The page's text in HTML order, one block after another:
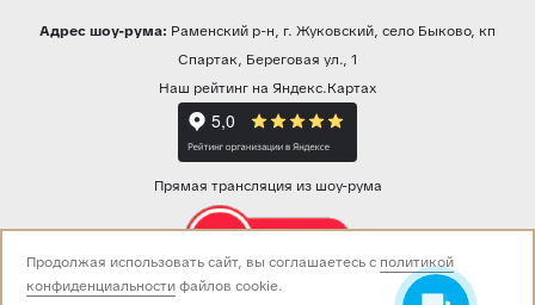
Адрес шоу-рума: Раменский р-н, г. Жуковский, село Быково, кп
Спартак, Береговая ул., 1
Наш рейтинг на Яндекс.Картах
Прямая трансляция из шоу-рума
Звоните нам:
Продолжая использовать сайт, вы соглашаетесь с политикой
конфиденциальностифайлов cookie.